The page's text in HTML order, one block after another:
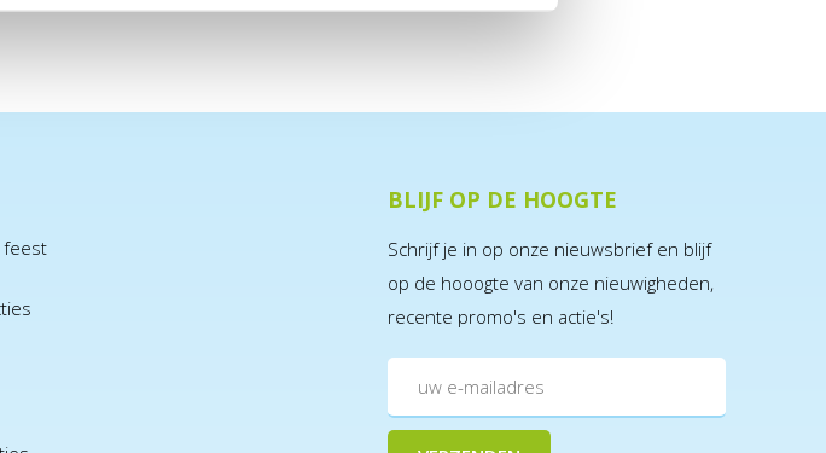
feest
BLIJF OP DE HOOGTE
Schrijf je in op onze nieuwsbrief en blijf
op de hooogte van onze nieuwigheden,
recente promo's en actie's!